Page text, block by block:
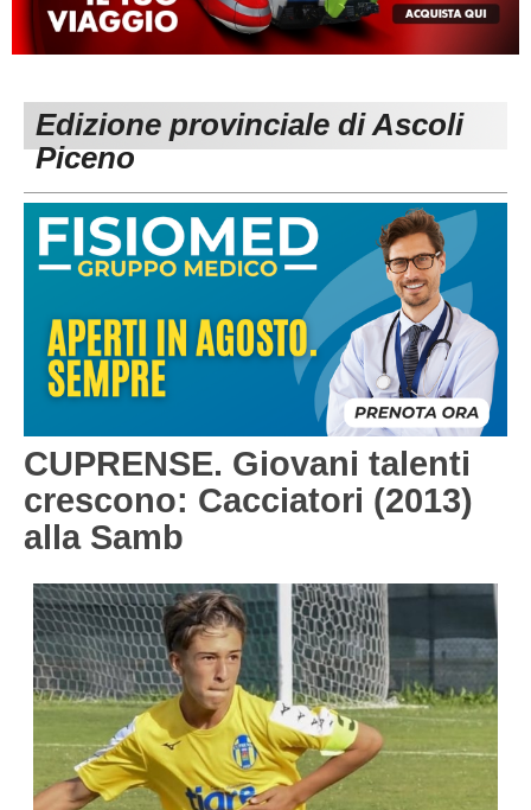
MACERATA
Carica la tua Rosa
ECCELLENZA
1^ CATEGORIA
3^ CATEGORIA
GIOVANILI
REGIONALI
Edizione provinciale di Ascoli
Piceno
CUPRENSE. Giovani talenti
crescono: Cacciatori (2013)
alla Samb